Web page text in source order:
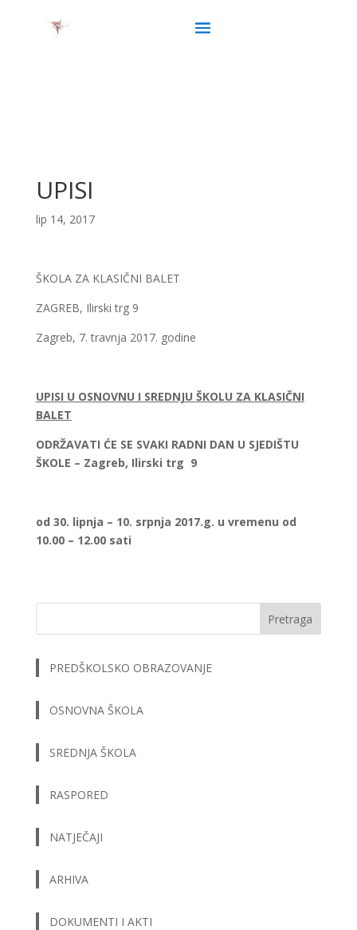
UPISI
lip 14, 2017
ŠKOLA ZA KLASIČNI BALET
ZAGREB, Ilirski trg 9
Zagreb, 7. travnja 2017. godine
UPISI U OSNOVNU I SREDNJU ŠKOLU ZA KLASIČNI
BALET
ODRŽAVATI ĆE SE SVAKI RADNI DAN U SJEDIŠTU
ŠKOLE – Zagreb, Ilirski trg 9
od 30. lipnja – 10. srpnja 2017.g. u vremenu od
10.00 – 12.00 sati
Pretraga
PREDŠKOLSKO OBRAZOVANJE
OSNOVNA ŠKOLA
SREDNJA ŠKOLA
RASPORED
NATJEČAJI
ARHIVA
DOKUMENTI I AKTI